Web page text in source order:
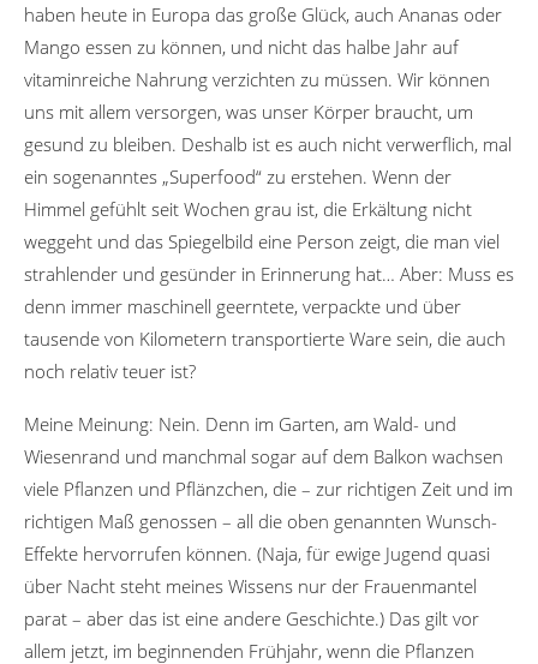
haben heute in Europa das große Glück, auch Ananas oder
Mango essen zu können, und nicht das halbe Jahr auf
vitaminreiche Nahrung verzichten zu müssen. Wir können
uns mit allem versorgen, was unser Körper braucht, um
gesund zu bleiben. Deshalb ist es auch nicht verwerflich, mal
ein sogenanntes „Superfood“ zu erstehen. Wenn der
Himmel gefühlt seit Wochen grau ist, die Erkältung nicht
weggeht und das Spiegelbild eine Person zeigt, die man viel
strahlender und gesünder in Erinnerung hat… Aber: Muss es
denn immer maschinell geerntete, verpackte und über
tausende von Kilometern transportierte Ware sein, die auch
noch relativ teuer ist?
Meine Meinung: Nein. Denn im Garten, am Wald- und
Wiesenrand und manchmal sogar auf dem Balkon wachsen
viele Pflanzen und Pflänzchen, die – zur richtigen Zeit und im
richtigen Maß genossen – all die oben genannten Wunsch-
Effekte hervorrufen können. (Naja, für ewige Jugend quasi
über Nacht steht meines Wissens nur der Frauenmantel
parat – aber das ist eine andere Geschichte.) Das gilt vor
allem jetzt, im beginnenden Frühjahr, wenn die Pflanzen